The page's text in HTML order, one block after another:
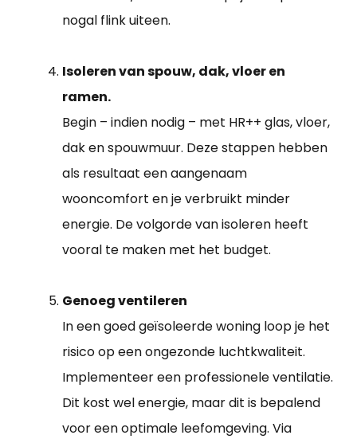
nogal flink uiteen.
Isoleren van spouw, dak, vloer en
ramen.
Begin – indien nodig – met HR++ glas, vloer,
dak en spouwmuur. Deze stappen hebben
als resultaat een aangenaam
wooncomfort en je verbruikt minder
energie. De volgorde van isoleren heeft
vooral te maken met het budget.
Genoeg ventileren
In een goed geïsoleerde woning loop je het
risico op een ongezonde luchtkwaliteit.
Implementeer een professionele ventilatie.
Dit kost wel energie, maar dit is bepalend
voor een optimale leefomgeving. Via